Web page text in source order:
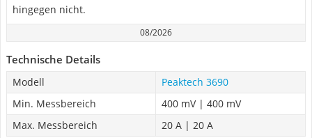
hingegen nicht.
08/2026
Technische Details
Modell
Peaktech 3690
Min. Messbereich
400 mV | 400 mV
Max. Messbereich
20 A | 20 A